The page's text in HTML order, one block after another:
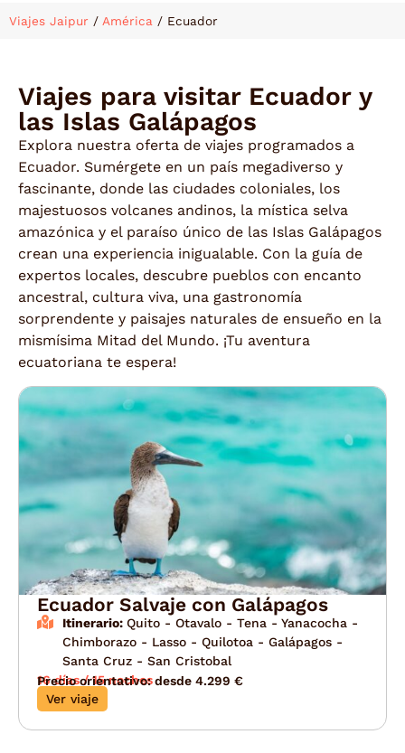
Viajes Jaipur / América / Ecuador
Viajes para visitar Ecuador y
las Islas Galápagos
Explora nuestra oferta de viajes programados a
Ecuador. Sumérgete en un país megadiverso y
fascinante, donde las ciudades coloniales, los
majestuosos volcanes andinos, la mística selva
amazónica y el paraíso único de las Islas Galápagos
crean una experiencia inigualable. Con la guía de
expertos locales, descubre pueblos con encanto
ancestral, cultura viva, una gastronomía
sorprendente y paisajes naturales de ensueño en la
mismísima Mitad del Mundo. ¡Tu aventura
ecuatoriana te espera!
Ecuador Salvaje con Galápagos
Itinerario: Quito - Otavalo - Tena - Yanacocha -
Chimborazo - Lasso - Quilotoa - Galápagos -
Santa Cruz - San Cristobal
16 días / 15 noches
Precio orientativo: desde 4.299 €
Ver viaje